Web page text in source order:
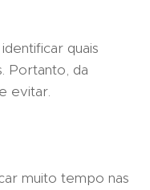
quais
Portanto, da
evitar.
muito tempo nas